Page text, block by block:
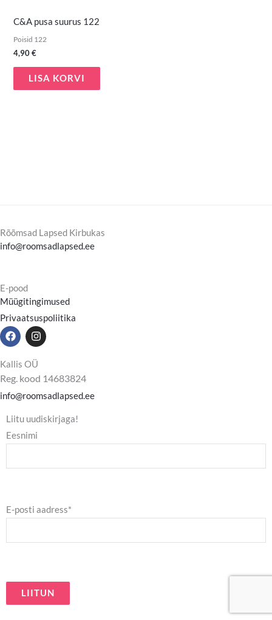
C&A pusa suurus 122
Poisid 122
4,90€
LISA KORVI
Rõõmsad Lapsed Kirbukas
info@roomsadlapsed.ee
E-pood
Müügitingimused
Privaatsuspoliitika
F
a
e
o
o
k
I
n
t
g
r
a
m
Kallis OÜ
Reg. kood 14683824
info@roomsadlapsed.ee
Liitu uudiskirjaga!
Eesnimi
E-posti aadress*